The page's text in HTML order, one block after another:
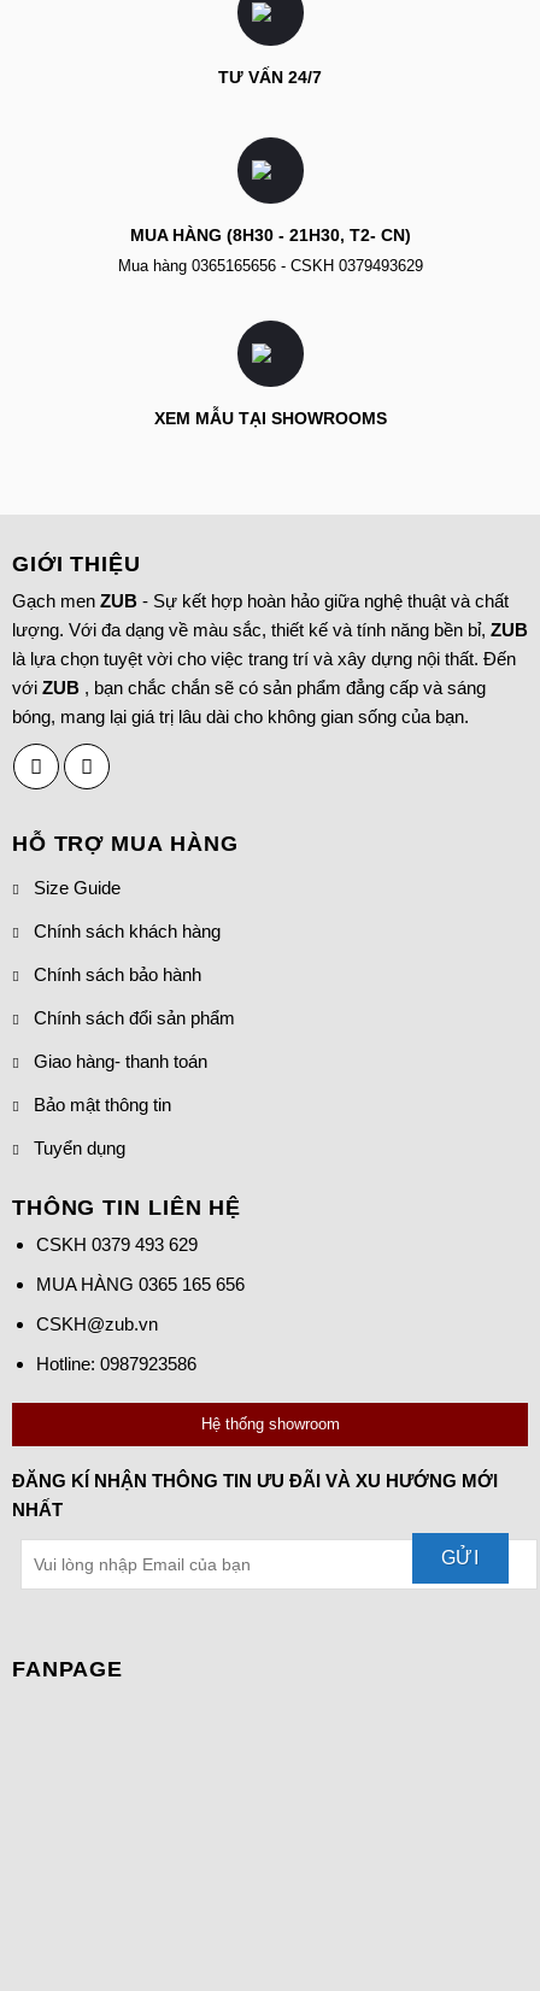
TƯ VẤN 24/7
MUA HÀNG (8H30 - 21H30, T2- CN)
Mua hàng 0365165656- CSKH 0379493629
XEM MẪU TẠI SHOWROOMS
GIỚI THIỆU
Gạch men ZUB- Sự kết hợp hoàn hảo giữa nghệ thuật và chất
lượng. Với đa dạng về màu sắc, thiết kế và tính năng bền bỉ, ZUB
là lựa chọn tuyệt vời cho việc trang trí và xây dựng nội thất. Đến
với ZUB, bạn chắc chắn sẽ có sản phẩm đẳng cấp và sáng
bóng, mang lại giá trị lâu dài cho không gian sống của bạn.
HỖ TRỢ MUA HÀNG
Size Guide
Chính sách khách hàng
Chính sách bảo hành
Chính sách đổi sản phẩm
Giao hàng- thanh toán
Bảo mật thông tin
Tuyển dụng
THÔNG TIN LIÊN HỆ
CSKH 0379 493 629
MUA HÀNG 0365 165 656
CSKH@zub.vn
Hotline: 0987923586
Hệ thống showroom
ĐĂNG KÍ NHẬN THÔNG TIN ƯU ĐÃI VÀ XU HƯỚNG MỚI
NHẤT
FANPAGE